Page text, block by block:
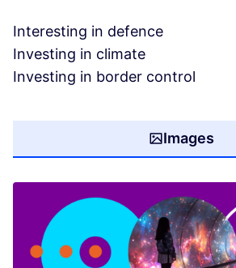
Interesting in defence
Investing in climate
Investing in border control
Images